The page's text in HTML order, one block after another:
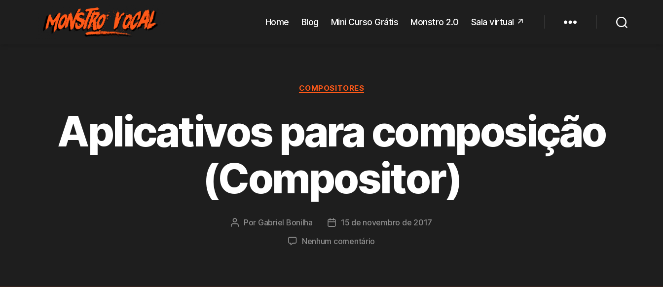
Home Blog Mini Curso Grátis Monstro 2.0 Sala virtual ↗
Categorias
COMPOSITORES
Aplicativos para composição
(Compositor)
Autor
Por Gabriel Bonilha
Data
publicação
15 de novembro de 2017
Nenhum comentário